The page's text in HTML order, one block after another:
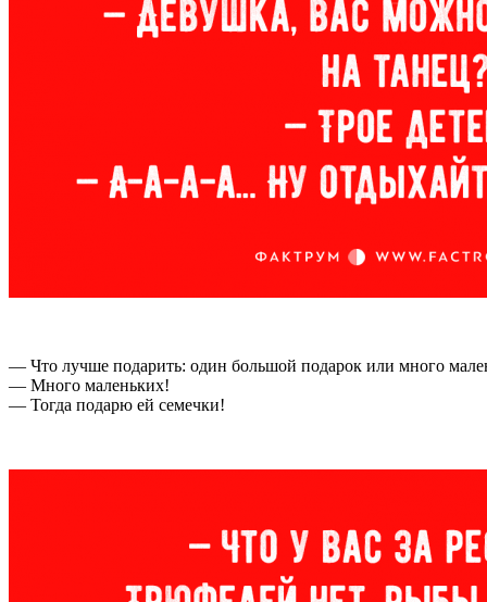
— Что лучше подарить: один большой подарок или много
— Много маленьких!
— Тогда подарю ей семечки!